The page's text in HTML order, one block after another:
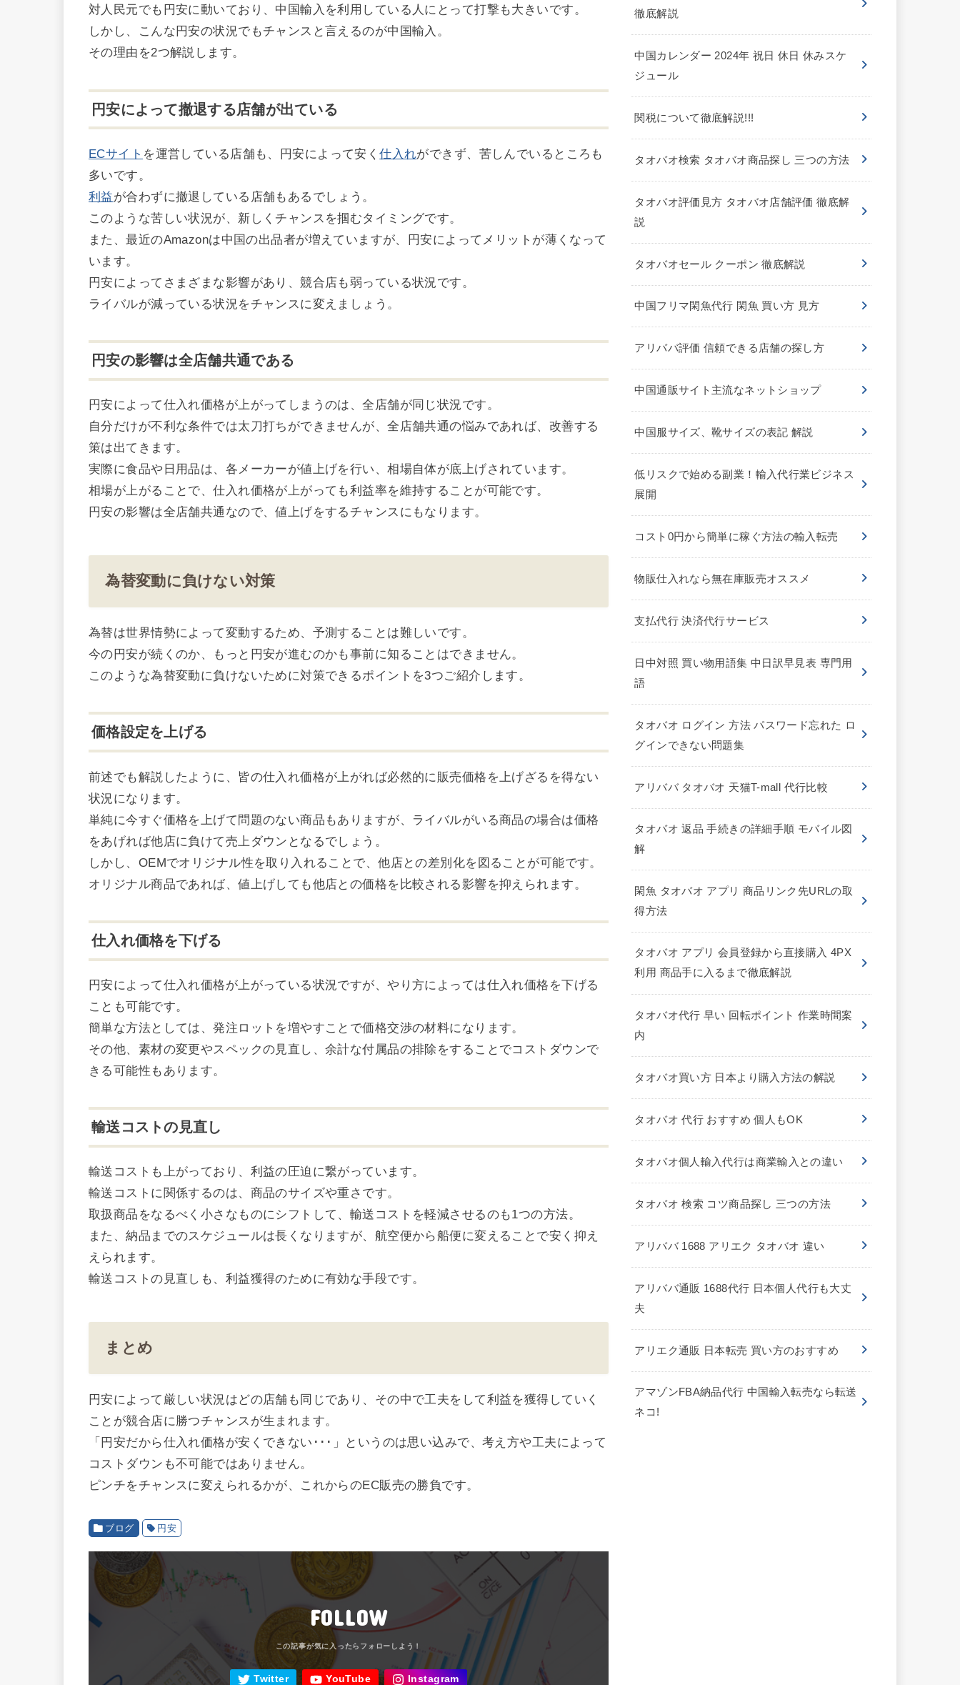
対人民元でも円安に動いており、中国輸入を利用している人にとって打撃も大きいです。
しかし、こんな円安の状況でもチャンスと言えるのが中国輸入。
その理由を2つ解説します。
円安によって撤退する店舗が出ている
ECサイト を運営している店舗も、円安によって安く仕入れができず、苦しんでいるところも
多いです。
利益が合わずに撤退している店舗もあるでしょう。
このような苦しい状況が、新しくチャンスを掴むタイミングです。
また、最近のAmazonは中国の出品者が増えていますが、円安によってメリットが薄くなって
います。
円安によってさまざまな影響があり、競合店も弱っている状況です。
ライバルが減っている状況をチャンスに変えましょう。
円安の影響は全店舗共通である
円安によって仕入れ価格が上がってしまうのは、全店舗が同じ状況です。
自分だけが不利な条件では太刀打ちができませんが、全店舗共通の悩みであれば、改善する
策は出てきます。
実際に食品や日用品は、各メーカーが値上げを行い、相場自体が底上げされています。
相場が上がることで、仕入れ価格が上がっても利益率を維持することが可能です。
円安の影響は全店舗共通なので、値上げをするチャンスにもなります。
為替変動に負けない対策
為替は世界情勢によって変動するため、予測することは難しいです。
今の円安が続くのか、もっと円安が進むのかも事前に知ることはできません。
このような為替変動に負けないために対策できるポイントを3つご紹介します。
価格設定を上げる
前述でも解説したように、皆の仕入れ価格が上がれば必然的に販売価格を上げざるを得ない
状況になります。
単純に今すぐ価格を上げて問題のない商品もありますが、ライバルがいる商品の場合は価格
をあげれば他店に負けて売上ダウンとなるでしょう。
しかし、OEMでオリジナル性を取り入れることで、他店との差別化を図ることが可能です。
オリジナル商品であれば、値上げしても他店との価格を比較される影響を抑えられます。
仕入れ価格を下げる
円安によって仕入れ価格が上がっている状況ですが、やり方によっては仕入れ価格を下げる
ことも可能です。
簡単な方法としては、発注ロットを増やすことで価格交渉の材料になります。
その他、素材の変更やスペックの見直し、余計な付属品の排除をすることでコストダウンで
きる可能性もあります。
輸送コストの見直し
輸送コストも上がっており、利益の圧迫に繋がっています。
輸送コストに関係するのは、商品のサイズや重さです。
取扱商品をなるべく小さなものにシフトして、輸送コストを軽減させるのも1つの方法。
また、納品までのスケジュールは長くなりますが、航空便から船便に変えることで安く抑え
えられます。
輸送コストの見直しも、利益獲得のために有効な手段です。
まとめ
円安によって厳しい状況はどの店舗も同じであり、その中で工夫をして利益を獲得していく
ことが競合店に勝つチャンスが生まれます。
「円安だから仕入れ価格が安くできない･･･」というのは思い込みで、考え方や工夫によって
コストダウンも不可能ではありません。
ピンチをチャンスに変えられるかが、これからのEC販売の勝負です。
ブログ 円安
FOLLOW
徹底解説
中国カレンダー 2024年 祝日 休日 休みスケ
ジュール
関税について徹底解説!!!
タオバオ検索 タオバオ商品探し 三つの方法
タオバオ評価見方 タオバオ店舗評価 徹底解
説
タオバオセール クーポン 徹底解説
中国フリマ閑魚代行 閑魚 買い方 見方
アリババ評価 信頼できる店舗の探し方
中国通販サイト主流なネットショップ
中国服サイズ、靴サイズの表記 解説
低リスクで始める副業！輸入代行業ビジネス
展開
コスト0円から簡単に稼ぐ方法の輸入転売
物販仕入れなら無在庫販売オススメ
支払代行 決済代行サービス
日中対照 買い物用語集 中日訳早見表 専門用
語
タオバオ ログイン 方法 パスワード忘れた ロ
グインできない問題集
アリババ タオバオ 天猫T-mall 代行比較
タオバオ 返品 手続きの詳細手順 モバイル図
解
閑魚 タオバオ アプリ 商品リンク先URLの取
得方法
タオバオ アプリ 会員登録から直接購入 4PX
利用 商品手に入るまで徹底解説
タオバオ代行 早い 回転ポイント 作業時間案
内
タオバオ買い方 日本より購入方法の解説
タオバオ 代行 おすすめ 個人もOK
タオバオ個人輸入代行は商業輸入との違い
タオバオ 検索 コツ商品探し 三つの方法
アリババ 1688 アリエク タオバオ 違い
アリババ通販 1688代行 日本個人代行も大丈
夫
アリエク通販 日本転売 買い方のおすすめ
アマゾンFBA納品代行 中国輸入転売なら転送
ネコ!